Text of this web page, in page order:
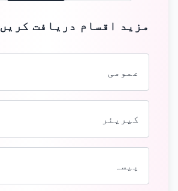
مزید اقسام دریافت کریں
عمومی
کیریئر
پیسہ